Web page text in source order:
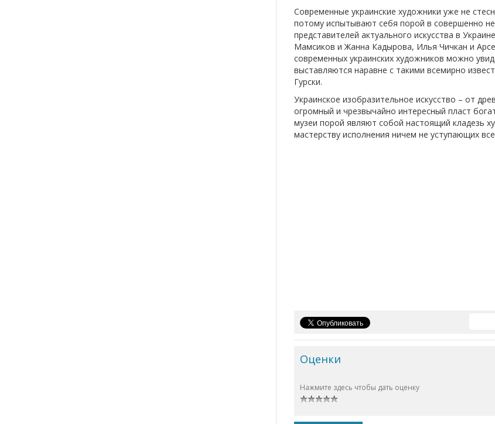
Современные украинские художники уже не
потому испытывают себя порой в совершенно
представителей актуального искусства в
Мамсиков и Жанна Кадырова, Илья Чичкан и
современных украинских художников можно
выставляются наравне с такими всемирно
Гурски.
Украинское изобразительное искусство – от
огромный и чрезвычайно интересный пласт
музеи порой являют собой настоящий кладезь
мастерству исполнения ничем не уступающих
Оценки
Нажмите здесь чтобы дать оценку